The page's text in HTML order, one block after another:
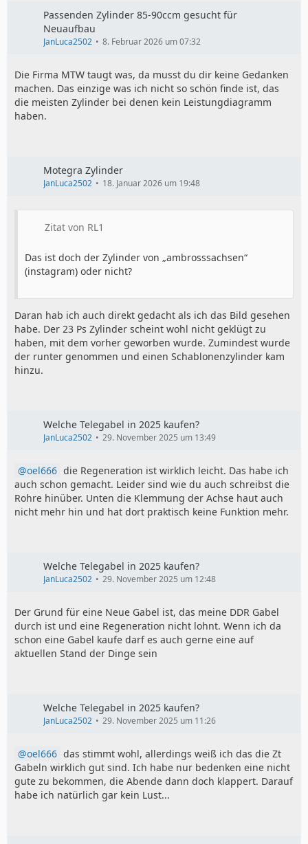
Passenden Zylinder 85-90ccm gesucht für
Neuaufbau
JanLuca2502 8. Februar 2026 um 07:32
Die Firma MTW taugt was, da musst du dir keine Gedanken
machen. Das einzige was ich nicht so schön finde ist, das
die meisten Zylinder bei denen kein Leistungdiagramm
haben.
Motegra Zylinder
JanLuca2502 18. Januar 2026 um 19:48
Zitat von RL1
Das ist doch der Zylinder von „ambrosssachsen“
(instagram) oder nicht?
Daran hab ich auch direkt gedacht als ich das Bild gesehen
habe. Der 23 Ps Zylinder scheint wohl nicht geklügt zu
haben, mit dem vorher geworben wurde. Zumindest wurde
der runter genommen und einen Schablonenzylinder kam
hinzu.
Welche Telegabel in 2025 kaufen?
JanLuca2502 29. November 2025 um 13:49
oel666 die Regeneration ist wirklich leicht. Das habe ich
auch schon gemacht. Leider sind wie du auch schreibst die
Rohre hinüber. Unten die Klemmung der Achse haut auch
nicht mehr hin und hat dort praktisch keine Funktion mehr.
Welche Telegabel in 2025 kaufen?
JanLuca2502 29. November 2025 um 12:48
Der Grund für eine Neue Gabel ist, das meine DDR Gabel
durch ist und eine Regeneration nicht lohnt. Wenn ich da
schon eine Gabel kaufe darf es auch gerne eine auf
aktuellen Stand der Dinge sein
Welche Telegabel in 2025 kaufen?
JanLuca2502 29. November 2025 um 11:26
oel666 das stimmt wohl, allerdings weiß ich das die Zt
Gabeln wirklich gut sind. Ich habe nur bedenken eine nicht
gute zu bekommen, die Abende dann doch klappert. Darauf
habe ich natürlich gar kein Lust...